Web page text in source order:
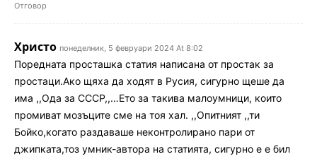
Отговор
Христо понеделник, 5 февруари 2024 At 8:02
Поредната просташка статия написана от простак за
простаци.Ако щяха да ходят в Русия, сигурно щеше да
има ,,Ода за СССР,,…Ето за такива малоумници, които
промиват мозъците сме на тоя хал. ,,Опитният ,,ти
Бойко,когато раздаваше неконтролирано пари от
джипката,тоз умник-автора на статията, сигурно е е бил